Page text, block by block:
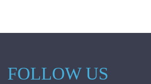
FOLLOW US